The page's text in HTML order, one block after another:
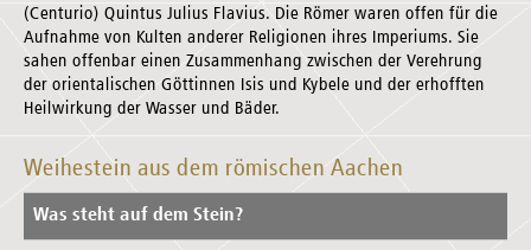
(Centurio) Quintus Julius Flavius. Die Römer waren offen für die
Aufnahme von Kulten anderer Religionen ihres Imperiums. Sie
sahen offenbar einen Zusammenhang zwischen der Verehrung
der orientalischen Göttinnen Isis und Kybele und der erhofften
Heilwirkung der Wasser und Bäder.
Weihestein aus dem römischen Aachen
Was steht auf dem Stein?